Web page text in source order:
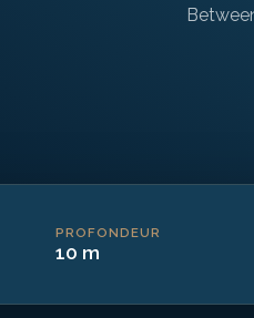
PROFONDEUR
10 m